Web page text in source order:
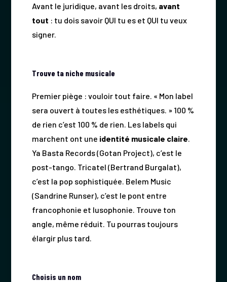
Avant le juridique, avant les droits, avant
tout : tu dois savoir QUI tu es et QUI tu veux
signer.
Trouve ta niche musicale
Premier piège : vouloir tout faire. « Mon label
sera ouvert à toutes les esthétiques. » 100 %
de rien c’est 100 % de rien. Les labels qui
marchent ont une identité musicale claire
Ya Basta Records (Gotan Project), c’est le
post-tango. Tricatel (Bertrand Burgalat),
c’est la pop sophistiquée. Belem Music
(Sandrine Runser), c’est le pont entre
francophonie et lusophonie. Trouve ton
angle, même réduit. Tu pourras toujours
élargir plus tard.
Choisis un nom